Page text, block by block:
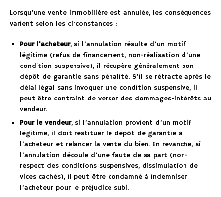
Lorsqu’une vente immobilière est annulée, les conséquences
varient selon les circonstances :
Pour l’acheteur, si l’annulation résulte d’un motif
légitime (refus de financement, non-réalisation d’une
condition suspensive), il récupère généralement son
dépôt de garantie sans pénalité. S’il se rétracte après le
délai légal sans invoquer une condition suspensive, il
peut être contraint de verser des dommages-intérêts au
vendeur.
Pour le vendeur, si l’annulation provient d’un motif
légitime, il doit restituer le dépôt de garantie à
l’acheteur et relancer la vente du bien. En revanche, si
l’annulation découle d’une faute de sa part (non-
respect des conditions suspensives, dissimulation de
vices cachés), il peut être condamné à indemniser
l’acheteur pour le préjudice subi.